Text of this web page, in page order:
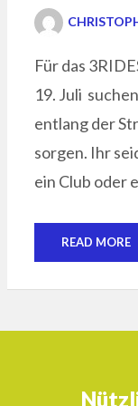
Für das
19. Juli
entlang der
sorgen. Ihr
ein Club oder
READ MORE